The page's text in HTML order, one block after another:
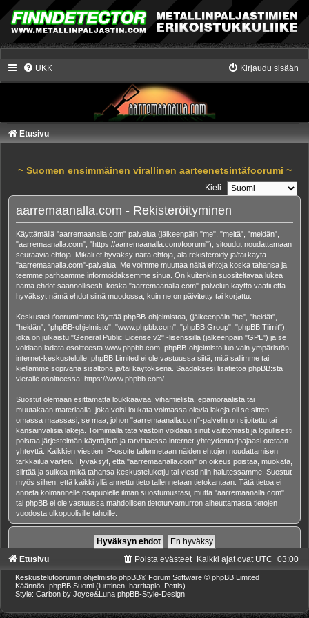
UKK Kirjaudu sisään
Etusivu
~ Suomen ensimmäinen virallinen aarteenetsintäfoorumi ~
Kieli:
aarremaanalla.com - Rekisteröityminen
Käyttämällä "aarremaanalla.com" palvelua (jälkeenpäin "me", "meitä", "meidän",
"aarremaanalla.com", "https://aarremaanalla.com/foorumi"), sitoudut noudattamaan
seuraavia ehtoja. Mikäli et hyväksy näitä ehtoja, älä rekisteröidy ja/tai käytä
"aarremaanalla.com"-palvelua. Me voimme muuttaa näitä ehtoja koska tahansa ja
teemme parhaamme informoidaksemme sinua. On kuitenkin suositeltavaa lukea
nämä ehdot säännöllisesti, koska "aarremaanalla.com"-palvelun käyttö vaatii että
hyväksyt nämä ehdot siinä muodossa, kuin ne on päivitetty tai korjattu.
Keskustelufoorumimme käyttää phpBB-ohjelmistoa, (jälkeenpäin "he", "heidät",
"heidän", "phpBB-ohjelmisto", "www.phpbb.com", "phpBB Group", "phpBB Tiimit"),
joka on julkaistu "General Public License v2" -lisenssillä (jälkeenpäin "GPL") ja se
voidaan ladata osoitteesta www.phpbb.com . phpBB-ohjelmisto luo vain ympäristön
internet-keskustelulle. phpBB Limited ei ole vastuussa siitä, mitä sallimme tai
kiellämme sopivana sisältönä ja/tai käytöksenä. Saadaksesi lisätietoa phpBB:stä
vieraile osoitteessa: https://www.phpbb.com/
Suostut olemaan esittämättä loukkaavaa, vihamielistä, epämoraalista tai
muutakaan materiaalia, joka voisi loukata voimassa olevia lakeja oli se sitten
omassa maassasi, se maa, johon "aarremaanalla.com"-palvelin on sijoitettu tai
kansainvälisiä lakeja. Toimimalla tätä vastoin voidaan sinut välittömästi ja lopullisesti
poistaa järjestelmän käyttäjistä ja tarvittaessa internet-yhteydentarjoajaasi otetaan
yhteyttä. Kaikkien viestien IP-osoite tallennetaan näiden ehtojen noudattamisen
tarkkailua varten. Hyväksyt, että "aarremaanalla.com" on oikeus poistaa, muokata,
siirtää ja sulkea mikä tahansa keskusteluketju tai viesti niin halutessamme. Suostut
myös siihen, että kaikki yllä annettu tieto tallennetaan tietokantaan. Tätä tietoa ei
anneta kolmannelle osapuolelle ilman suostumustasi, mutta "aarremaanalla.com"
tai phpBB ei ole vastuussa mahdollisen tietoturvamurron aiheuttamasta tietojen
vuodosta ulkopuolisille tahoille.
Etusivu Kaikki ajat ovat UTC+03:00
Poista evästeet
Keskustelufoorumin ohjelmisto phpBB® Forum Software © phpBB Limited
Käännös: phpBB Suomi (lurttinen, harritapio, Pettis)
Style: Carbon by Joyce&Luna phpBB-Style-Design